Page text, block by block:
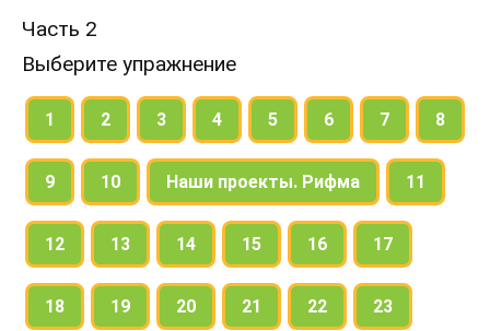
Часть 2
Выберите упражнение
1 2 3 4 5 6 7 8
9 10 Наши проекты. Рифма 11
12 13 14 15 16 17
18 19 20 21 22 23